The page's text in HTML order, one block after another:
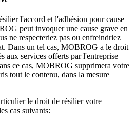
l'accord et l'adhésion pour cause
peut invoquer une cause grave en
ne respecteriez pas ou enfreindriez
Dans un tel cas, MOBROG a le droit
aux services offerts par l'entreprise
ce cas, MOBROG supprimera votre
tout le contenu, dans la mesure
le droit de résilier votre
cas suivants: